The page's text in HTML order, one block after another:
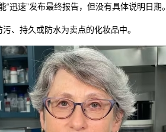
迅速”发布最终报告，但没有具体说明日期。
、持久或防水为卖点的化妆品中。